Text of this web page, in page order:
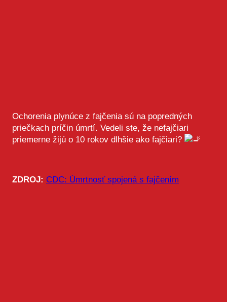
Ochorenia plynúce z fajčenia sú na popredných
priečkach príčin úmrtí. Vedeli ste, že nefajčiari
priemerne žijú o 10 rokov dlhšie ako fajčiari?
ZDROJ: CDC: Úmrtnosť spojená s fajčením